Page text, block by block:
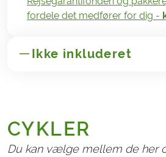
fordele det medfører for dig -
Ikke inkluderet
Administrationsgebyr kr. 165,-
Afbestillings- og
CYKLER
Du kan vælge mellem de her